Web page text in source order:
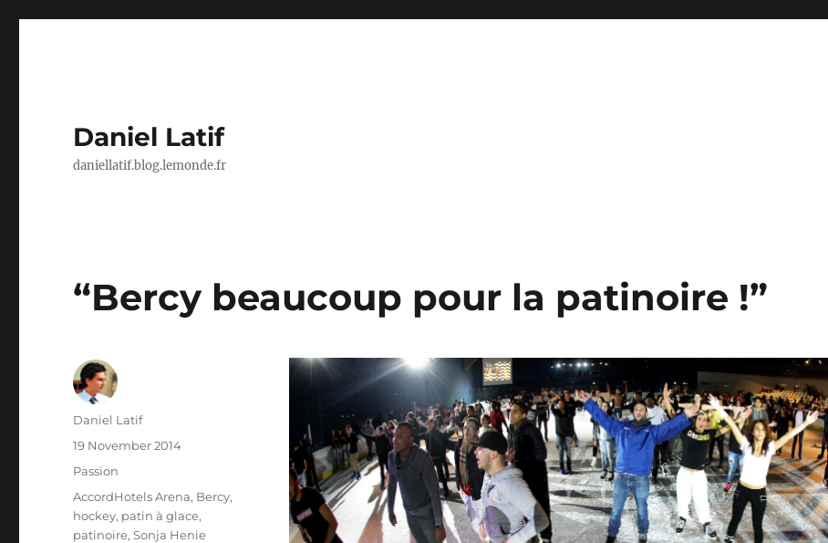
Daniel Latif
daniellatif.blog.lemonde.fr
“Bercy beaucoup pour la patinoire !”
Author
Daniel Latif
Posted
19 November 2014
Categories
Passion
Tags
AccordHotels Arena, Bercy,
hockey, patin à glace,
patinoire,Sonja Henie